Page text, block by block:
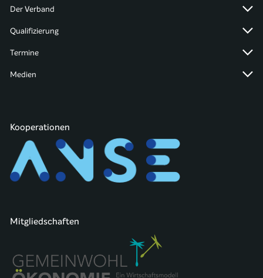
Der Verband
Qualifizierung
Termine
Medien
Kooperationen
Mitgliedschaften